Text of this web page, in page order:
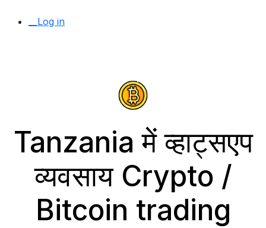
__Log in
Tanzania में व्हाट्सएप
व्यवसाय Crypto /
Bitcoin trading